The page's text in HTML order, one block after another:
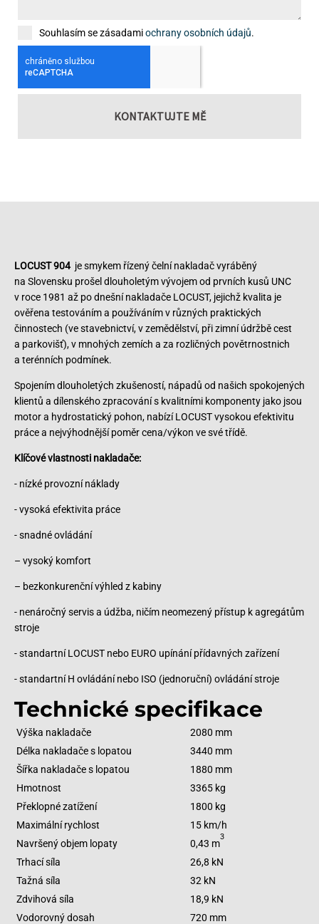
Souhlasím se zásadamiochrany osobních údajů.
KONTAKTUJTE MĚ
LOCUST 904 je smykem řízený čelní nakladač vyráběný
na Slovensku prošel dlouholetým vývojem od prvních kusů UNC
v roce 1981 až po dnešní nakladače LOCUST, jejichž kvalita je
ověřena testováním a používáním v různých praktických
činnostech (ve stavebnictví, v zemědělství, při zimní údržbě cest
a parkovišť), v mnohých zemích a za rozličných povětrnostnich
a terénních podmínek.
Spojením dlouholetých zkušeností, nápadů od našich spokojených
klientů a dílenského zpracování s kvalitními komponenty jako jsou
motor a hydrostatický pohon, nabízí LOCUST vysokou efektivitu
práce a nejvýhodnější poměr cena/výkon ve své třídě.
Klíčové vlastnosti nakladače:
- nízké provozní náklady
- vysoká efektivita práce
- snadné ovládání
– vysoký komfort
– bezkonkurenční výhled z kabiny
- nenáročný servis a údžba, ničím neomezený přístup k agregátům
stroje
- standartní LOCUST nebo EURO upínání přídavných zařízení
- standartní H ovládání nebo ISO (jednoruční) ovládání stroje
Technické specifikace
Výška nakladače
2080 mm
Délka nakladače s lopatou
3440 mm
Šířka nakladače s lopatou
1880 mm
Hmotnost
3365 kg
Překlopné zatížení
1800 kg
Maximální rychlost
15 km/h
Navršený objem lopaty
0,43 m
3
Trhací síla
26,8 kN
Tažná síla
32 kN
Zdvihová síla
18,9 kN
Vodorovný dosah
720 mm